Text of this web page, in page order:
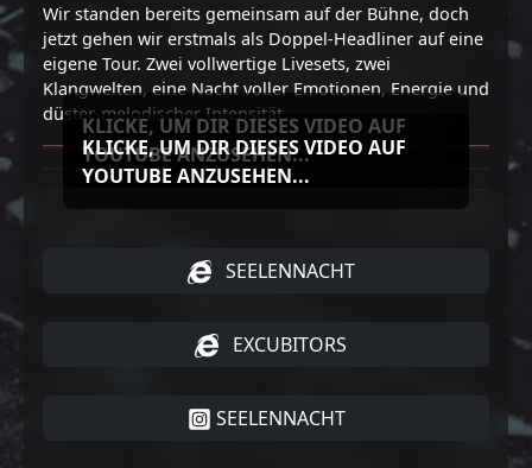
Wir standen bereits gemeinsam auf der Bühne, doch
jetzt gehen wir erstmals als Doppel-Headliner auf eine
eigene Tour. Zwei vollwertige Livesets, zwei
Klangwelten, eine Nacht voller Emotionen, Energie und
düster-melodischer Intensität.
KLICKE, UM DIR DIESES VIDEO AUF
YOUTUBE ANZUSEHEN...
KLICKE, UM DIR DIESES VIDEO AUF
YOUTUBE ANZUSEHEN...
SEELENNACHT
EXCUBITORS
SEELENNACHT